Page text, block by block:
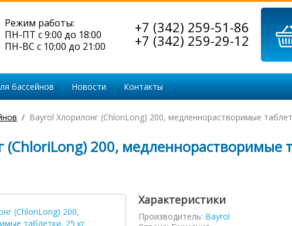
+7 (342) 259-51-86
+7 (342) 259-29-12
Режим работы:
ПН-ПТ с 9:00 до 18:00
ПН-ВС с 10:00 до 21:00
бассейнов Новости Контакты
Bayrol Хлорилонг (ChloriLong) 200, медленнорастворимые
(ChloriLong) 200, медленнорастворимые
Характеристики
Производитель: Bayrol